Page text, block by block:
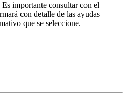
Es importante consultar con el
con detalle de las ayudas
que se seleccione.